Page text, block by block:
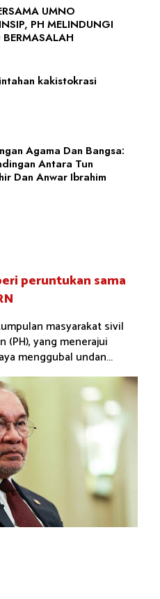
UMNO
PH MELINDUNGI
kakistokrasi
Agama Dan Bangsa:
Antara Tun
Dan Anwar Ibrahim
peruntukan sama
masyarakat sivil
(PH), yang menerajui
menggubal undan...